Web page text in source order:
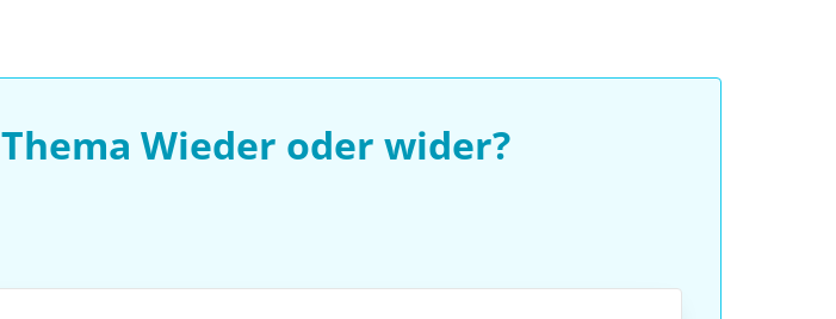
Wieder oder wider?